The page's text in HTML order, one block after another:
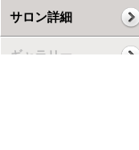
サロン詳細
ギャラリー